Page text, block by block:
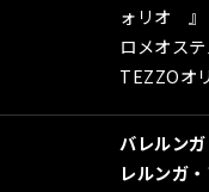
ォリオ
ロメオス
TEZZOオ
バレルン
レルンガ